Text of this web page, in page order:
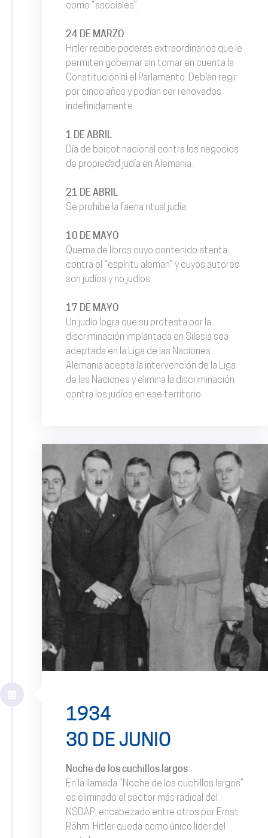
como “asociales”.
24 DE MARZO
Hitler recibe poderes extraordinarios que le
permiten gobernar sin tomar en cuenta la
Constitución ni el Parlamento. Debían regir
por cinco años y podían ser renovados
indefinidamente.
1 DE ABRIL
Día de boicot nacional contra los negocios
de propiedad judía en Alemania.
21 DE ABRIL
Se prohíbe la faena ritual judía.
10 DE MAYO
Quema de libros cuyo contenido atenta
contra el “espíritu alemán” y cuyos autores
son judíos y no judíos.
17 DE MAYO
Un judío logra que su protesta por la
discriminación implantada en Silesia sea
aceptada en la Liga de las Naciones.
Alemania acepta la intervención de la Liga
de las Naciones y elimina la discriminación
contra los judíos en ese territorio.
1934
30 DE JUNIO
Noche de los cuchillos largos
En la llamada “Noche de los cuchillos largos”
es eliminado el sector más radical del
NSDAP, encabezado entre otros por Ernst
Röhm. Hitler queda como único líder del